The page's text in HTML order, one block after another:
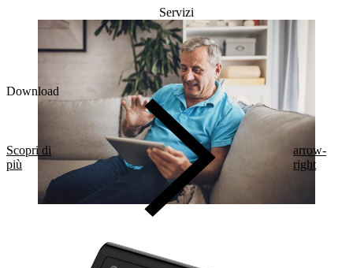
Servizi
Download
Scopri di
più
arrow-
right